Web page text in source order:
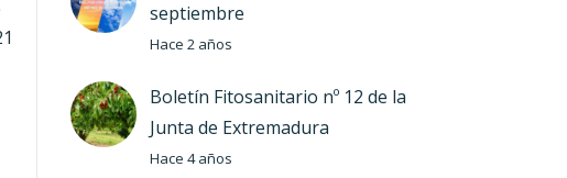
septiembre
Hace 2 años
Boletín Fitosanitario nº 12 de la
Junta de Extremadura
Hace 4 años